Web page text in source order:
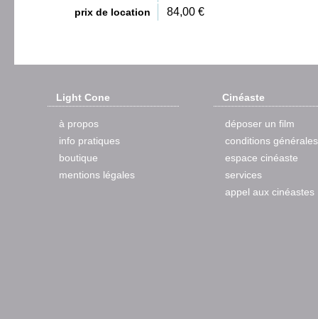
prix de location 84,00 €
Light Cone
à propos
info pratiques
boutique
mentions légales
Cinéaste
déposer un film
conditions générales
espace cinéaste
services
appel aux cinéastes